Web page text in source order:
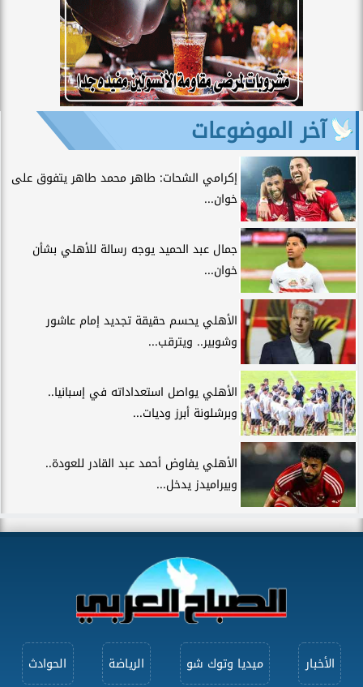
آخر الموضوعات
إكرامي الشحات: طاهر محمد طاهر يتفوق على
خوان...
جمال عبد الحميد يوجه رسالة للأهلي بشأن
خوان...
الأهلي يحسم حقيقة تجديد إمام عاشور
وشوبير.. ويترقب...
الأهلي يواصل استعداداته في إسبانيا..
وبرشلونة أبرز وديات...
الأهلي يفاوض أحمد عبد القادر للعودة..
وبيراميدز يدخل...
الأخبار ميديا وتوك شو الرياضة الحوادث